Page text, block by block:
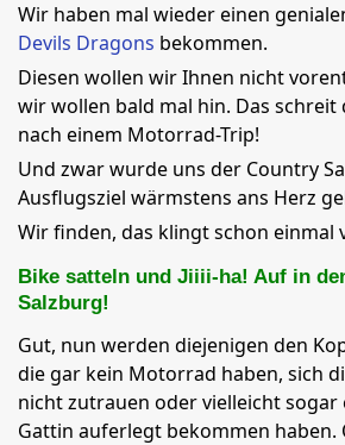
Wir haben mal wieder einen
Devils Dragons bekommen.
Diesen wollen wir Ihnen nicht
wir wollen bald mal hin. Das
nach einem Motorrad-Trip!
Und zwar wurde uns der Country
Ausflugsziel wärmstens ans Herz
Wir finden, das klingt schon einmal
Bike satteln und Jiiii-ha! Auf in
Salzburg!
Gut, nun werden diejenigen den
die gar kein Motorrad haben, sich
nicht zutrauen oder vielleicht
Gattin auferlegt bekommen haben.